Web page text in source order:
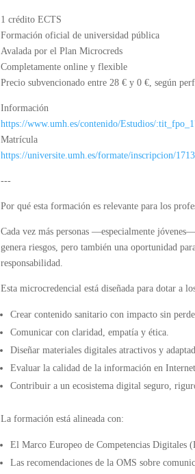
1 crédito ECTS
Formación oficial de universidad pública
Avalada por el Plan Microcreds
Completamente online y flexible
Precio subvencionado entre 28 € y 0 €, según
Información
https://www.umh.es/contenido/Estudios/
Matrícula
https://universite.umh.es/formate/inscripcion/
---
Por qué esta formación es relevante para los
Cada vez más personas —especialmente
genera riesgos, pero también una oportunidad
responsabilidad.
Esta microcredencial está diseñada para dotar a
Crear contenido sanitario con impacto sin
Comunicar con claridad, empatía y ética.
Diseñar materiales digitales atractivos y
Evaluar la calidad de la información en Internet.
Contribuir a un ecosistema digital seguro,
La formación está alineada con:
El Marco Europeo de Competencias Digitales
Las recomendaciones de la OMS sobre